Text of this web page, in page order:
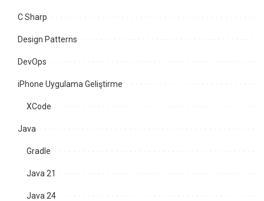
C Sharp
Design Patterns
DevOps
iPhone Uygulama Geliştirme
XCode
Java
Gradle
Java 21
Java 24